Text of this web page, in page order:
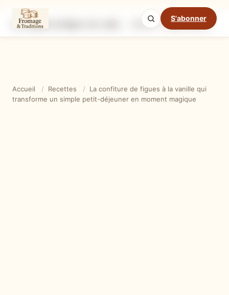
S'abonner
Ingrédients Étapes
Mode cuisine
Accueil / Recettes /
La confiture de figues à la vanille qui
transforme un simple petit-déjeuner en moment magique